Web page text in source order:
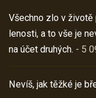
Všechno zlo v životě
lenosti, a to vše je
na účet druhých. - 5
Nevíš, jak těžké je